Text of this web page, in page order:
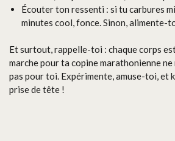
Écouter ton ressenti : si tu carbures
minutes cool, fonce. Sinon, alimente-
Et surtout, rappelle-toi : chaque corps
marche pour ta copine marathonienne
pas pour toi. Expérimente, amuse-toi, et
prise de tête !